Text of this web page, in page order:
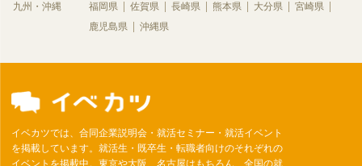
九州・沖縄 福岡県 佐賀県 長崎県 熊本県 大分県
宮崎県
鹿児島県
沖縄県
イベカツでは、合同企業説明会・就活セミナー・就活イベント
を掲載しています。就活生・既卒生・転職者向けのそれぞれの
イベントを掲載中。東京や大阪、名古屋はもちろん、全国の就